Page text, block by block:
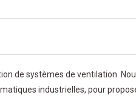
de systèmes de ventilation.
industrielles, pour